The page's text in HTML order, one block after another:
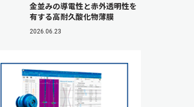
金並みの導電性と赤外透明性を
有する高耐久酸化物薄膜
2026.06.23